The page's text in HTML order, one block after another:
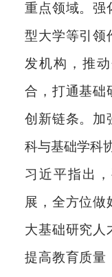
重点领域。强
型大学等引领
发机构，推
合，打通基础
创新链条。加
科与基础学科
习近平指出
展，全方位做
大基础研究人
提高教育质量